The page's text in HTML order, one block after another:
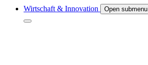
Wirtschaft & Innovation Open submenu